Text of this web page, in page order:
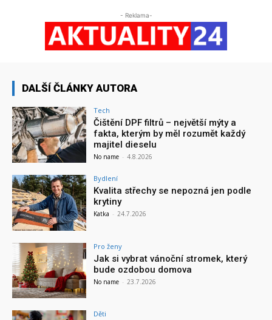
- Reklama-
DALŠÍ ČLÁNKY AUTORA
Tech
Čištění DPF filtrů – největší mýty a
fakta, kterým by měl rozumět každý
majitel dieselu
No name - 4.8.2026
Bydlení
Kvalita střechy se nepozná jen podle
krytiny
Katka - 24.7.2026
Pro ženy
Jak si vybrat vánoční stromek, který
bude ozdobou domova
No name - 23.7.2026
Děti